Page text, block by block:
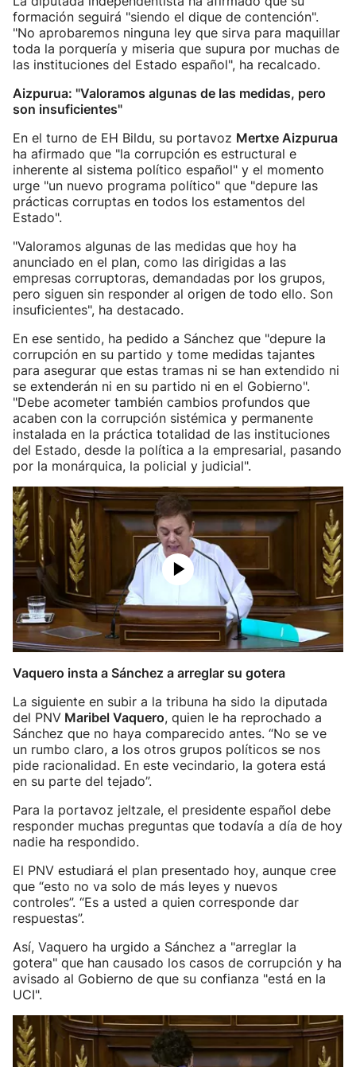
formación seguirá "siendo el dique de contención".
"No aprobaremos ninguna ley que sirva para maquillar
toda la porquería y miseria que supura por muchas de
las instituciones del Estado español", ha recalcado.
Aizpurua: "Valoramos algunas de las medidas, pero
son insuficientes"
En el turno de EH Bildu, su portavoz Mertxe Aizpurua
ha afirmado que "la corrupción es estructural e
inherente al sistema político español" y el momento
urge "un nuevo programa político" que "depure las
prácticas corruptas en todos los estamentos del
Estado".
"Valoramos algunas de las medidas que hoy ha
anunciado en el plan, como las dirigidas a las
empresas corruptoras, demandadas por los grupos,
pero siguen sin responder al origen de todo ello. Son
insuficientes", ha destacado.
En ese sentido, ha pedido a Sánchez que "depure la
corrupción en su partido y tome medidas tajantes
para asegurar que estas tramas ni se han extendido ni
se extenderán ni en su partido ni en el Gobierno".
"Debe acometer también cambios profundos que
acaben con la corrupción sistémica y permanente
instalada en la práctica totalidad de las instituciones
del Estado, desde la política a la empresarial, pasando
por la monárquica, la policial y judicial".
Vaquero insta a Sánchez a arreglar su gotera
La siguiente en subir a la tribuna ha sido la diputada
del PNV Maribel Vaquero, quien le ha reprochado a
Sánchez que no haya comparecido antes. “No se ve
un rumbo claro, a los otros grupos políticos se nos
pide racionalidad. En este vecindario, la gotera está
en su parte del tejado”.
Para la portavoz jeltzale, el presidente español debe
responder muchas preguntas que todavía a día de hoy
nadie ha respondido.
El PNV estudiará el plan presentado hoy, aunque cree
que “esto no va solo de más leyes y nuevos
controles”. “Es a usted a quien corresponde dar
respuestas”.
Así, Vaquero ha urgido a Sánchez a "arreglar la
gotera" que han causado los casos de corrupción y ha
avisado al Gobierno de que su confianza "está en la
UCI".